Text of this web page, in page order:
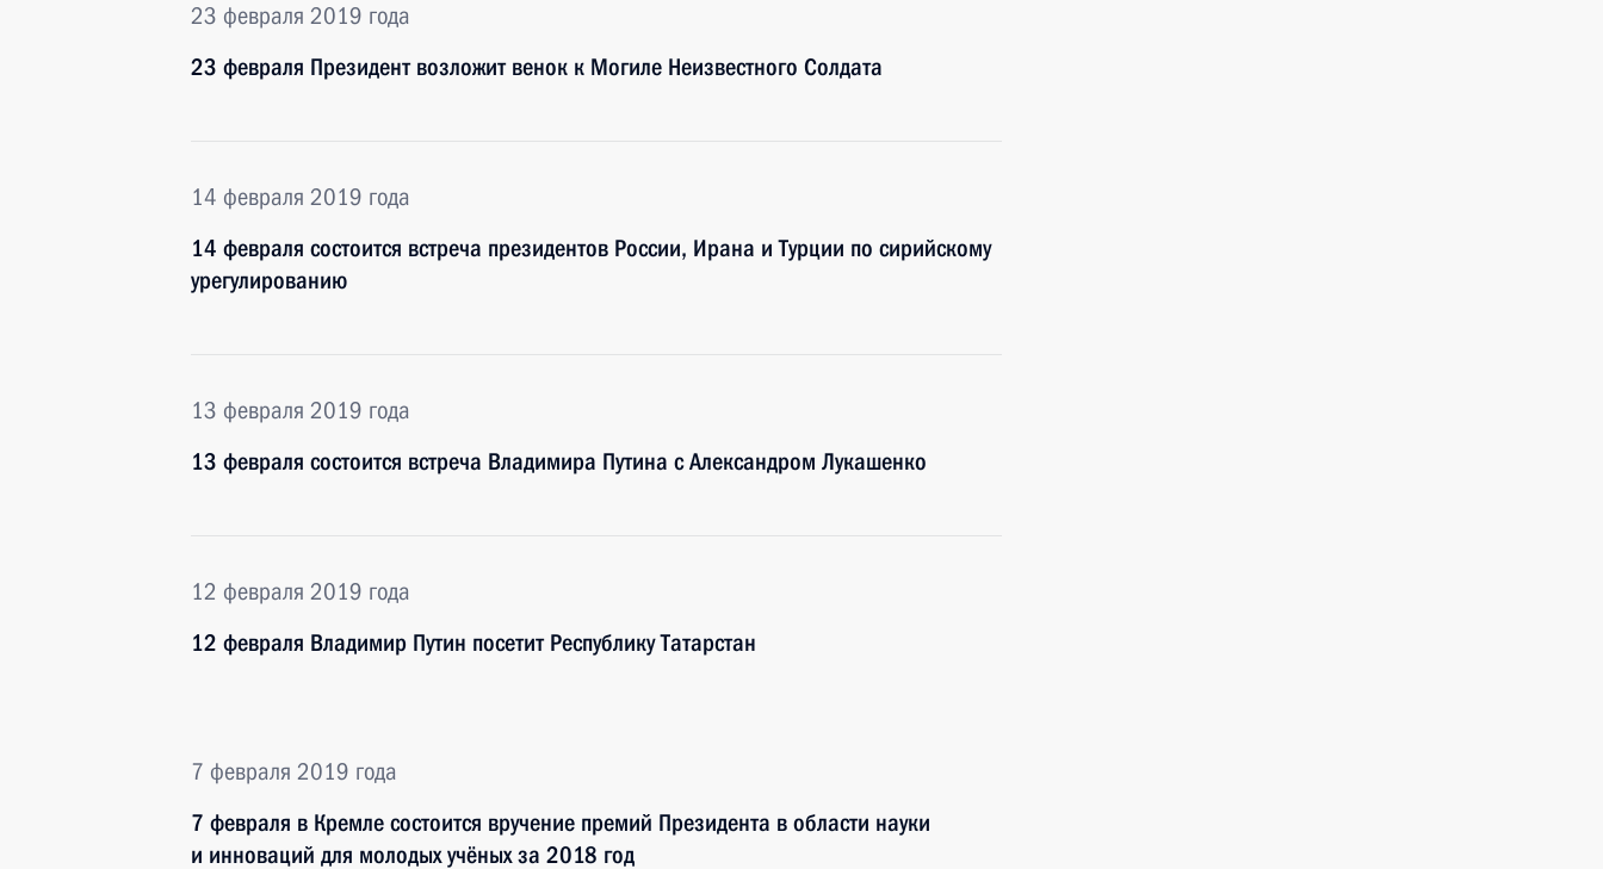
23 февраля 2019 года
23 февраля Президент возложит венок к Могиле Неизвестного Солдата
14 февраля 2019 года
14 февраля состоится встреча президентов России, Ирана и Турции по сирийскому
урегулированию
13 февраля 2019 года
13 февраля состоится встреча Владимира Путина с Александром Лукашенко
12 февраля 2019 года
12 февраля Владимир Путин посетит Республику Татарстан
7 февраля 2019 года
7 февраля в Кремле состоится вручение премий Президента в области науки
и инноваций для молодых учёных за 2018 год